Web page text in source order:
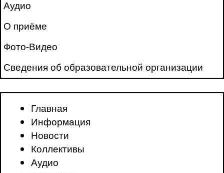
Аудио
О приёме
Фото-Видео
Сведения об образовательной организации
Главная
Информация
Новости
Коллективы
Аудио